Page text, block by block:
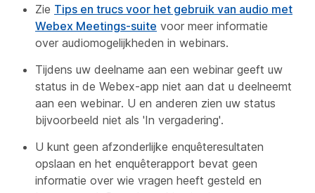
Zie Tips en trucs voor het gebruik van audio met
Webex Meetings-suite voor meer informatie
over audiomogelijkheden in webinars.
Tijdens uw deelname aan een webinar geeft uw
status in de Webex-app niet aan dat u deelneemt
aan een webinar. U en anderen zien uw status
bijvoorbeeld niet als 'In vergadering'.
U kunt geen afzonderlijke enquêteresultaten
opslaan en het enquêterapport bevat geen
informatie over wie vragen heeft gesteld en